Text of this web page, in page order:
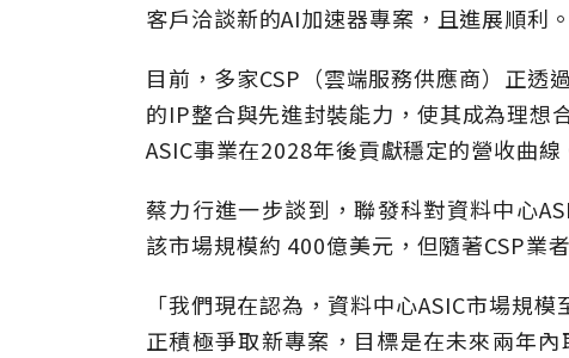
客戶洽談新的AI加速器專案，且進展順利
目前，多家CSP（雲端服務供應商）正透
的IP整合與先進封裝能力，使其成為理想
ASIC事業在2028年後貢獻穩定的營收曲線
蔡力行進一步談到，聯發科對資料中心
該市場規模約 400億美元，但隨著CSP業
「我們現在認為，資料中心ASIC市場規
正積極爭取新專案，目標是在未來兩年